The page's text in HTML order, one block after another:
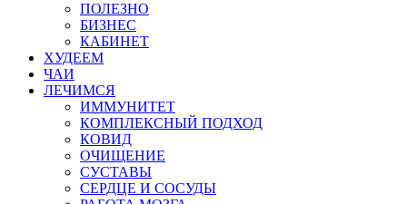
ПОЛЕЗНО
БИЗНЕС
КАБИНЕТ
ХУДЕЕМ
ЧАИ
ЛЕЧИМСЯ
ИММУНИТЕТ
КОМПЛЕКСНЫЙ ПОДХОД
КОВИД
ОЧИЩЕНИЕ
СУСТАВЫ
СЕРДЦЕ И СОСУДЫ